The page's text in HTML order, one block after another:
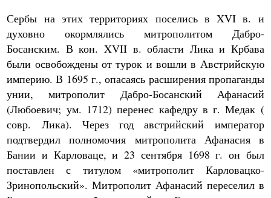
Сербы на этих территориях поселись в XVI в. и
духовно окормлялись митрополитом Дабро-
Босанским. В кон. XVII в. области Лика и Крбава
были освобождены от турок и вошли в Австрийскую
империю. В 1695 г., опасаясь расширения пропаганды
унии, митрополит Дабро-Босанский Афанасий
(Любоевич; ум. 1712) перенес кафедру в г. Медак (
совр. Лика). Через год австрийский император
подтвердил полномочия митрополита Афанасия в
Бании и Карловаце, и 23 сентября 1698 г. он был
поставлен с титулом «митрополит Карловацко-
Зринопольский». Митрополит Афанасий переселил в